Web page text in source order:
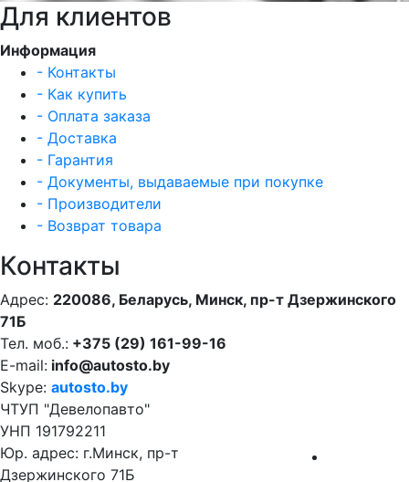
Для клиентов
Информация
- Контакты
- Как купить
- Оплата заказа
- Доставка
- Гарантия
- Документы, выдаваемые при покупке
- Производители
- Возврат товара
Контакты
Адрес: 220086, Беларусь, Минск, пр-т Дзержинского
71Б
Тел. моб.: +375 (29) 161-99-16
E-mail: info@autosto.by
Skype: autosto.by
ЧТУП "Девелопавто"
УНП 191792211
Юр. адрес: г.Минск, пр-т
Дзержинского 71Б